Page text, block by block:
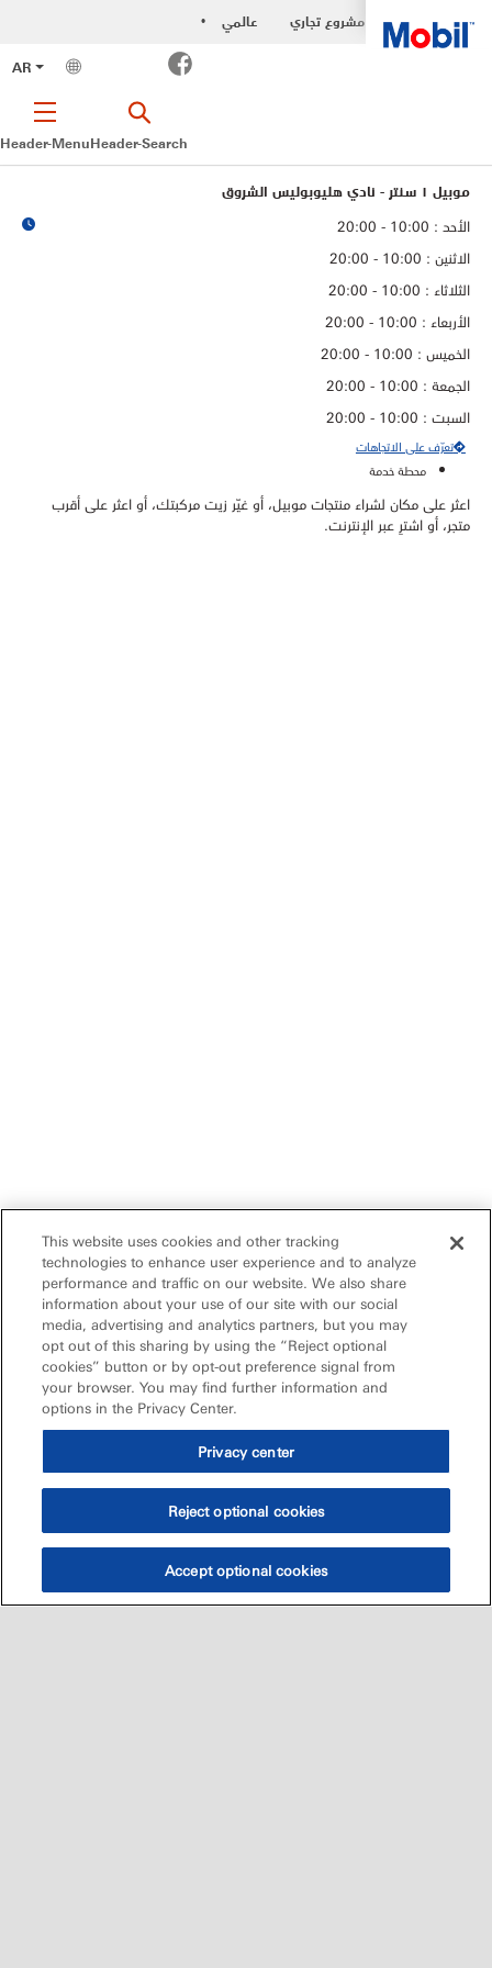
مشروع تجاري •
عالمي
AR
Facebook
Header-MenuHeader-Search
موبيل ١ سنتر - نادي هليوبوليس الشروق
الأحد : 10:00 - 20:00
الاثنين : 10:00 - 20:00
الثلاثاء : 10:00 - 20:00
الأربعاء : 10:00 - 20:00
الخميس : 10:00 - 20:00
الجمعة : 10:00 - 20:00
السبت : 10:00 - 20:00
تعرّف على الاتجاهات
محطة خدمة
اعثر على مكان لشراء منتجات موبيل، أو غيّر زيت مركبتك، أو اعثر على أقرب
متجر، أو اشترِ عبر الإنترنت.
This website uses cookies and other tracking
technologies to enhance user experience and to analyze
performance and traffic on our website. We also share
information about your use of our site with our social
media, advertising and analytics partners, but you may
opt out of this sharing by using the “Reject optional
cookies” button or by opt-out preference signal from
your browser. You may find further information and
options in the Privacy Center.
Privacy center
Reject optional cookies
Accept optional cookies